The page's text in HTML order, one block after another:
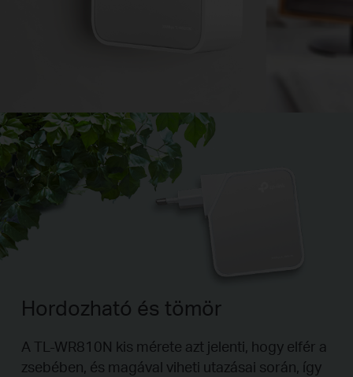
Hordozható és tömör
A TL-WR810N kis mérete azt jelenti, hogy elfér a
zsebében, és magával viheti utazásai során, így